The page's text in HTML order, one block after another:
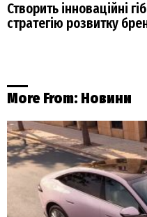
Створить інноваційні
стратегію розвитку
More From: Новини